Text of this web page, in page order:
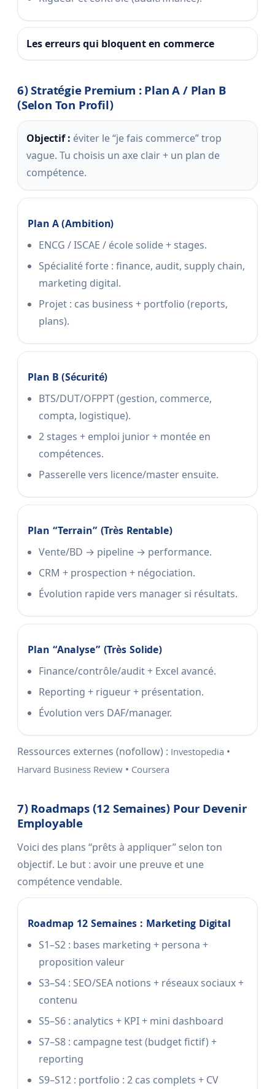
Les erreurs qui bloquent en commerce
6) Stratégie Premium : Plan A / Plan B
(selon Ton Profil)
Objectif : éviter le “je fais commerce” trop
vague. Tu choisis un axe clair + un plan de
compétence.
Plan A (ambition)
ENCG / ISCAE / école solide + stages.
Spécialité forte : finance, audit, supply chain,
marketing digital.
Projet : cas business + portfolio (reports,
plans).
Plan B (sécurité)
BTS/DUT/OFPPT (gestion, commerce,
compta, logistique).
2 stages + emploi junior + montée en
compétences.
Passerelle vers licence/master ensuite.
Plan “terrain” (très Rentable)
Vente/BD → pipeline → performance.
CRM + prospection + négociation.
Évolution rapide vers manager si résultats.
Plan “analyse” (très Solide)
Finance/contrôle/audit + Excel avancé.
Reporting + rigueur + présentation.
Évolution vers DAF/manager.
Ressources externes (nofollow) : Investopedia •
Harvard Business Review • Coursera
7) Roadmaps (12 Semaines) Pour Devenir
Employable
Voici des plans “prêts à appliquer” selon ton
objectif. Le but : avoir une preuve et une
compétence vendable.
Roadmap 12 Semaines : Marketing Digital
S1–S2 : bases marketing + persona +
proposition valeur
S3–S4 : SEO/SEA notions + réseaux sociaux +
contenu
S5–S6 : analytics + KPI + mini dashboard
S7–S8 : campagne test (budget fictif) +
reporting
S9–S12 : portfolio : 2 cas complets + CV